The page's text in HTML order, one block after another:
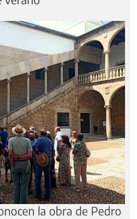
la obra de Pedro